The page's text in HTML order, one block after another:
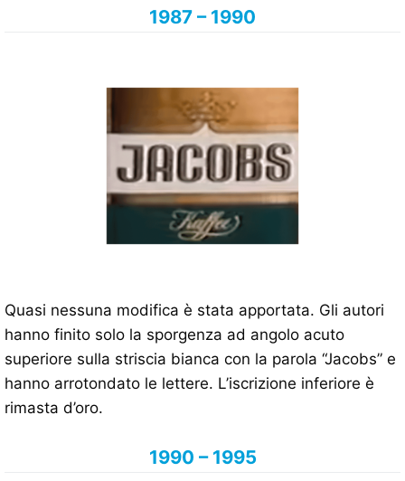
1987 – 1990
Quasi nessuna modifica è stata apportata. Gli autori
hanno finito solo la sporgenza ad angolo acuto
superiore sulla striscia bianca con la parola “Jacobs” e
hanno arrotondato le lettere. L’iscrizione inferiore è
rimasta d’oro.
1990 – 1995